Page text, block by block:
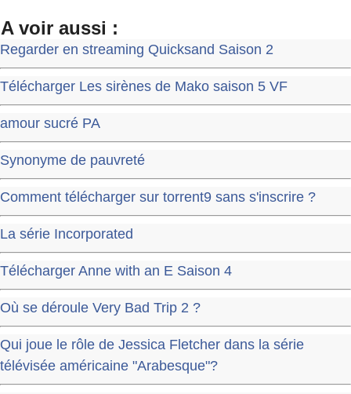
A voir aussi :
Regarder en streaming Quicksand Saison 2
Télécharger Les sirènes de Mako saison 5 VF
amour sucré PA
Synonyme de pauvreté
Comment télécharger sur torrent9 sans s'inscrire ?
La série Incorporated
Télécharger Anne with an E Saison 4
Où se déroule Very Bad Trip 2 ?
Qui joue le rôle de Jessica Fletcher dans la série
télévisée américaine "Arabesque"?